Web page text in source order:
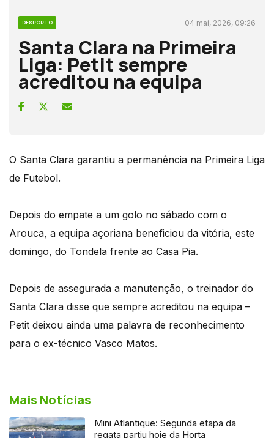
DESPORTO 04 mai, 2026, 09:26
Santa Clara na Primeira
Liga: Petit sempre
acreditou na equipa
O Santa Clara garantiu a permanência na Primeira Liga
de Futebol.
Depois do empate a um golo no sábado com o
Arouca, a equipa açoriana beneficiou da vitória, este
domingo, do Tondela frente ao Casa Pia.
Depois de assegurada a manutenção, o treinador do
Santa Clara disse que sempre acreditou na equipa –
Petit deixou ainda uma palavra de reconhecimento
para o ex-técnico Vasco Matos.
Mais Notícias
Mini Atlantique: Segunda etapa da
regata partiu hoje da Horta